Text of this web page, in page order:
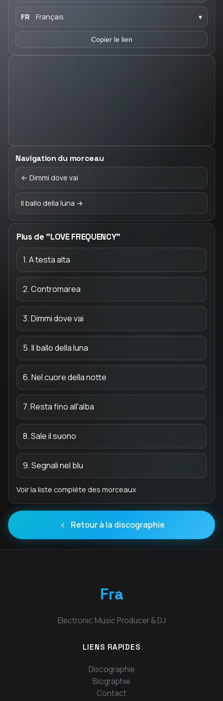
FR Français ▾
Copier le lien
Navigation du morceau
← Dimmi dove vai
Il ballo della luna →
Plus de "LOVE FREQUENCY"
1. A testa alta
2. Contromarea
3. Dimmi dove vai
5. Il ballo della luna
6. Nel cuore della notte
7. Resta fino all'alba
8. Sale il suono
9. Segnali nel blu
Voir la liste complète des morceaux
Retour à la discographie
Fra
Electronic Music Producer & DJ
LIENS RAPIDES
Discographie
Biographie
Contact